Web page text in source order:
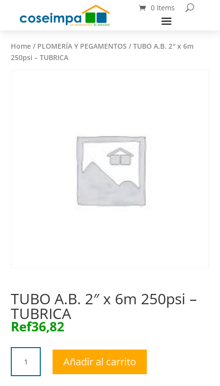
0 Items
Home / PLOMERÍA Y PEGAMENTOS / TUBO A.B. 2″ x 6m
250psi – TUBRICA
TUBO A.B. 2″ x 6m 250psi –
TUBRICA
Ref36,82
2"
Añadir al carrito